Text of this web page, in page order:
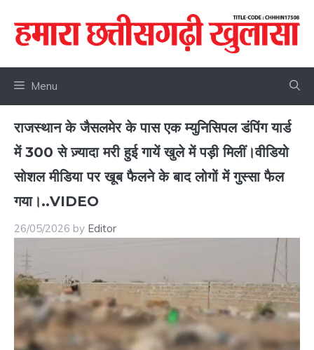
content
Menu
राजस्थान के जैसलमेर के पास एक म्युनिसिपल डंपिंग यार्ड
में 300 से ज़्यादा मरी हुई गायें खुले में पड़ी मिलीं।वीडियो
सोशल मीडिया पर खूब फैलने के बाद लोगों में गुस्सा फैल
गया।..VIDEO
26/05/2026 by Editor